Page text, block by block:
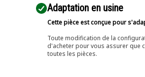
Adaptation en usine
Cette pièce est conçue pour
Toute modification de la
d'acheter pour vous assurer que
toutes les pièces.